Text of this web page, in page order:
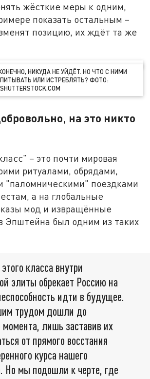
жёсткие меры к одним,
показать остальным –
позицию, их ждёт та же
НИКУДА НЕ УЙДЁТ. НО ЧТО С НИМИ
ИЛИ ИСТРЕБЛЯТЬ? ФОТО:
на это никто
– это почти мировая
ритуалами, обрядами,
"паломническими" поездками
а на глобальные
мод и извращённые
Эпштейна был одним из таких
класса внутри
элиты обрекает Россию на
идти в будущее.
трудом дошли до
момента, лишь заставив их
от прямого восстания
курса нашего
Но мы подошли к черте, где